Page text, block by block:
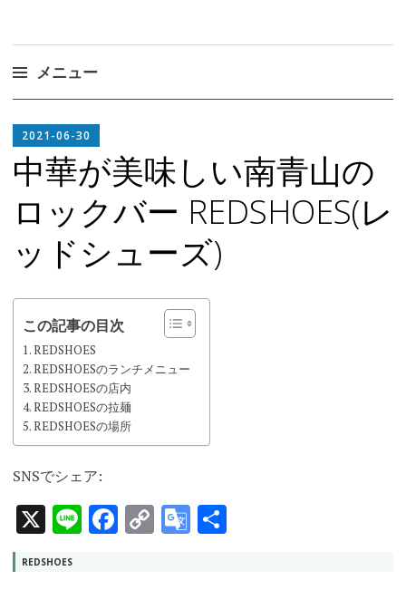
メニュー
ン
テ
ン
ツ
へ
ス
キ
ッ
プ
2021-06-30
CHIEF
中華が美味しい南青山の
ロックバー REDSHOES(レ
ッドシューズ)
この記事の目次
REDSHOES
REDSHOESのランチメニュー
REDSHOESの店内
REDSHOESの拉麺
REDSHOESの場所
SNSでシェア:
X LineFacebook
CopyGoogle
共
REDSHOES